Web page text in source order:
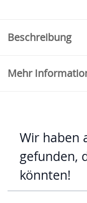
Beschreibung
Mehr
Wir haben
gefunden,
könnten!